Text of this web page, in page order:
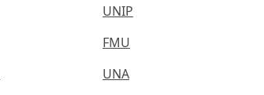
UNIP
FMU
UNA